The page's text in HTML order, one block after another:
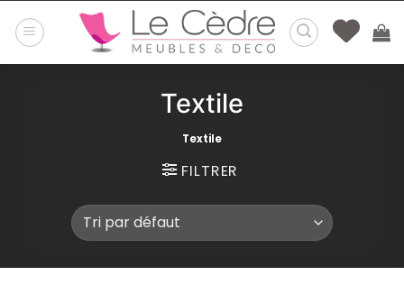
au
Textile
Textile
FILTRER